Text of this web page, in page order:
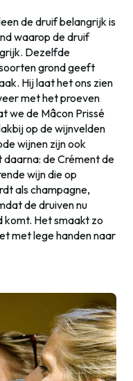
de druif belangrijk is
waarop de druif
Dezelfde
grond geeft
Hij laat het ons zien
met het proeven
we de Mâcon Prissé
op de wijnvelden
wijnen zijn ook
de Crément de
wijn die op
als champagne,
de druiven nu
komt. Het smaakt zo
met lege handen naar